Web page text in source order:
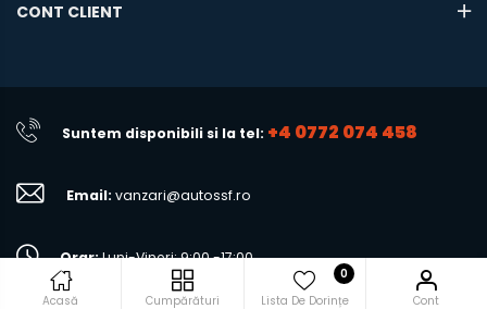
CONT CLIENT
Suntem disponibili si la tel: +4 0772 074 458
Email: vanzari@autossf.ro
Orar:Luni-Vineri: 9:00 -17:00
Acasă Cumpărături Lista De Dorințe
0
Cont